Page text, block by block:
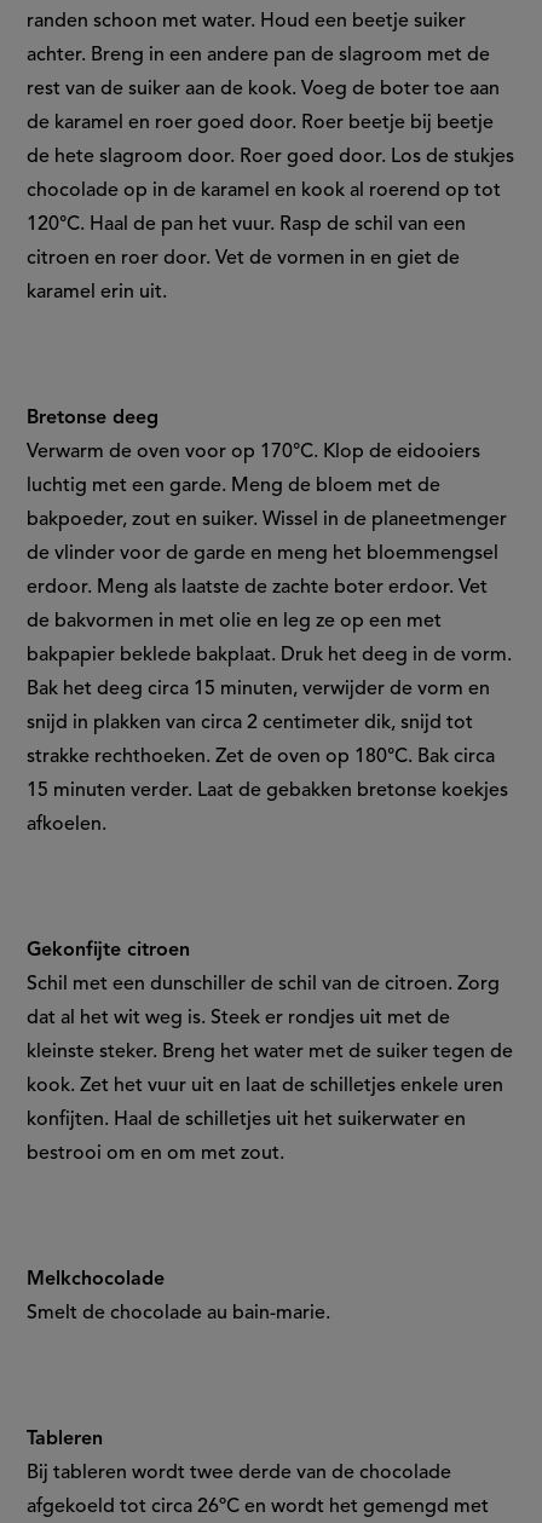
randen schoon met water. Houd een beetje suiker
achter. Breng in een andere pan de slagroom met de
rest van de suiker aan de kook. Voeg de boter toe aan
de karamel en roer goed door. Roer beetje bij beetje
de hete slagroom door. Roer goed door. Los de stukjes
chocolade op in de karamel en kook al roerend op tot
120°C. Haal de pan het vuur. Rasp de schil van een
citroen en roer door. Vet de vormen in en giet de
karamel erin uit.
Bretonse deeg
Verwarm de oven voor op 170°C. Klop de eidooiers
luchtig met een garde. Meng de bloem met de
bakpoeder, zout en suiker. Wissel in de planeetmenger
de vlinder voor de garde en meng het bloemmengsel
erdoor. Meng als laatste de zachte boter erdoor. Vet
de bakvormen in met olie en leg ze op een met
bakpapier beklede bakplaat. Druk het deeg in de vorm.
Bak het deeg circa 15 minuten, verwijder de vorm en
snijd in plakken van circa 2 centimeter dik, snijd tot
strakke rechthoeken. Zet de oven op 180°C. Bak circa
15 minuten verder. Laat de gebakken bretonse koekjes
afkoelen.
Gekonfijte citroen
Schil met een dunschiller de schil van de citroen. Zorg
dat al het wit weg is. Steek er rondjes uit met de
kleinste steker. Breng het water met de suiker tegen de
kook. Zet het vuur uit en laat de schilletjes enkele uren
konfijten. Haal de schilletjes uit het suikerwater en
bestrooi om en om met zout.
Melkchocolade
Smelt de chocolade au bain-marie.
Tableren
Bij tableren wordt twee derde van de chocolade
afgekoeld tot circa 26ºC en wordt het gemengd met